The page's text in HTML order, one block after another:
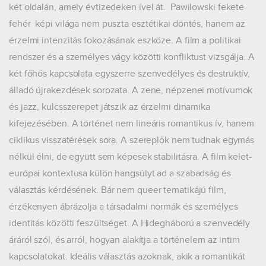
két oldalán, amely évtizedeken ível át. Pawilowski fekete-
fehér képi világa nem puszta esztétikai döntés, hanem az
érzelmi intenzitás fokozásának eszköze. A film a politikai
rendszer és a személyes vágy közötti konfliktust vizsgálja. A
két főhős kapcsolata egyszerre szenvedélyes és destruktív,
álladó újrakezdések sorozata. A zene, népzenei motívumok
és jazz, kulcsszerepet játszik az érzelmi dinamika
kifejezésében. A történet nem lineáris romantikus ív, hanem
ciklikus visszatérések sora. A szereplők nem tudnak egymás
nélkül élni, de együtt sem képesek stabilitásra. A film kelet-
európai kontextusa külön hangsúlyt ad a szabadság és
választás kérdésének. Bár nem queer tematikájú film,
érzékenyen ábrázolja a társadalmi normák és személyes
identitás közötti feszültséget. A Hidegháború a szenvedély
áráról szól, és arról, hogyan alakítja a történelem az intim
kapcsolatokat. Ideális választás azoknak, akik a romantikát